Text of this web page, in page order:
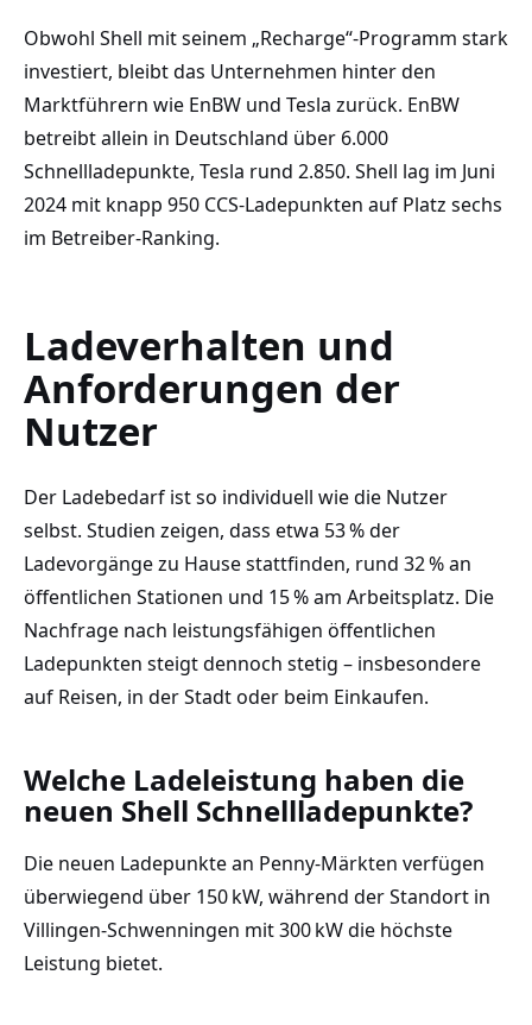
Obwohl Shell mit seinem „Recharge“-Programm stark
investiert, bleibt das Unternehmen hinter den
Marktführern wie EnBW und Tesla zurück. EnBW
betreibt allein in Deutschland über 6.000
Schnellladepunkte, Tesla rund 2.850. Shell lag im Juni
2024 mit knapp 950 CCS-Ladepunkten auf Platz sechs
im Betreiber-Ranking.
Ladeverhalten und
Anforderungen der
Nutzer
Der Ladebedarf ist so individuell wie die Nutzer
selbst. Studien zeigen, dass etwa 53 % der
Ladevorgänge zu Hause stattfinden, rund 32 % an
öffentlichen Stationen und 15 % am Arbeitsplatz. Die
Nachfrage nach leistungsfähigen öffentlichen
Ladepunkten steigt dennoch stetig – insbesondere
auf Reisen, in der Stadt oder beim Einkaufen.
Welche Ladeleistung haben die
neuen Shell Schnellladepunkte?
Die neuen Ladepunkte an Penny-Märkten verfügen
überwiegend über 150 kW, während der Standort in
Villingen-Schwenningen mit 300 kW die höchste
Leistung bietet.